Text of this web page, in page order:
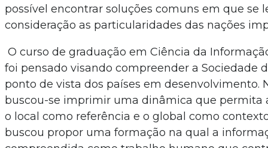
possível encontrar soluções comuns em que se
consideração as particularidades das nações
O curso de graduação em Ciência da
foi pensado visando compreender a Sociedade
ponto de vista dos países em desenvolvimento.
buscou-se imprimir uma dinâmica que permita
o local como referência e o global como
buscou propor uma formação na qual a